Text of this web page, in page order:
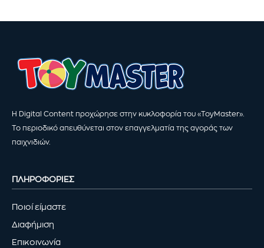
Η Digital Content προχώρησε στην κυκλοφορία του «ToyMaster».
Το περιοδικό απευθύνεται στον επαγγελματία της αγοράς των
παιχνιδιών.
ΠΛΗΡΟΦΟΡΙΕΣ
Ποιοί είμαστε
Διαφήμιση
Επικοινωνία